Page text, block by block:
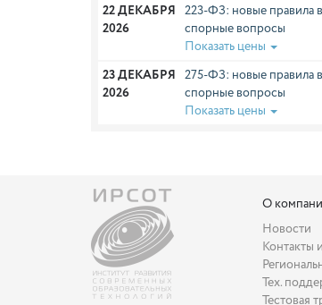
22 ДЕКАБРЯ
2026
223-ФЗ: новые правила в
спорные вопросы
Показать цены
23 ДЕКАБРЯ
2026
275-ФЗ: новые правила в
спорные вопросы
Показать цены
О
Новости
Контакты
Тех.
Тестовая